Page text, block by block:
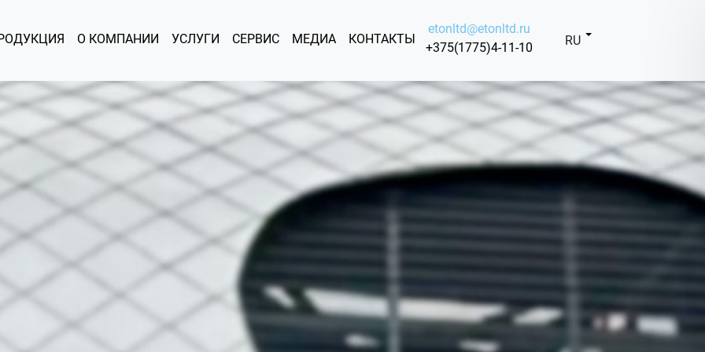
О КОМПАНИИ УСЛУГИ СЕРВИС МЕДИА КОНТАКТЫ
etonltd@etonltd.ru
+375(1775)4-11-10
RU